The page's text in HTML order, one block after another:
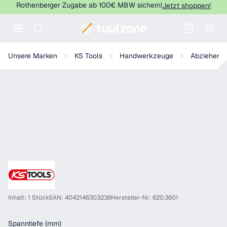
Rothenberger Zugabe ab 100€ MBW sichern!Jetzt shoppen!
Unsere Marken KS Tools Handwerkzeuge Abzieher
KS Tools Universal-Abzieher 2-armig
Inhalt: 1 StückEAN: 4042146303238Hersteller-Nr: 620.3601
Spanntiefe (mm)auswählen